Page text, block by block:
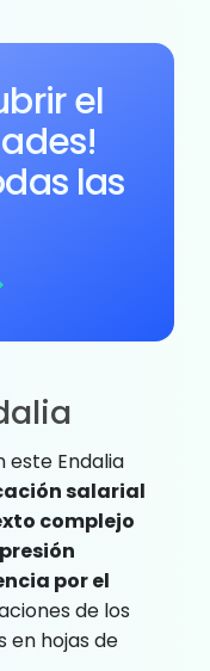
el
las
este Endalia
salarial
complejo
por el
de los
en hojas de